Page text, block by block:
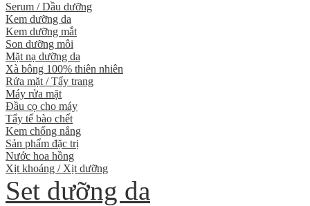
Serum / Dầu dưỡng
Kem dưỡng da
Kem dưỡng mắt
Son dưỡng môi
Mặt nạ dưỡng da
Xà bông 100% thiên nhiên
Rửa mặt / Tẩy trang
Máy rửa mặt
Đầu cọ cho máy
Tẩy tế bào chết
Kem chống nắng
Sản phẩm đặc trị
Nước hoa hồng
Xịt khoáng / Xịt dưỡng
Set dưỡng da